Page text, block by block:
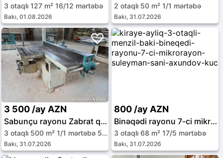
3 otaqlı 127 m² 16/12 mərtəbə
Bakı, 01.08.2026
2 otaqlı 50 m² 1/1 mərtəbə
Bakı, 31.07.2026
3 500 /ay AZN
Sabunçu rayonu Zabrat qəs.
3 otaqlı 500 m² 1/1 mərtəbə 550 sot
Bakı, 31.07.2026
800 /ay AZN
Binəqədi rayonu 7-ci mikrorayon
3 otaqlı 68 m² 17/5 mərtəbə
Bakı, 31.07.2026